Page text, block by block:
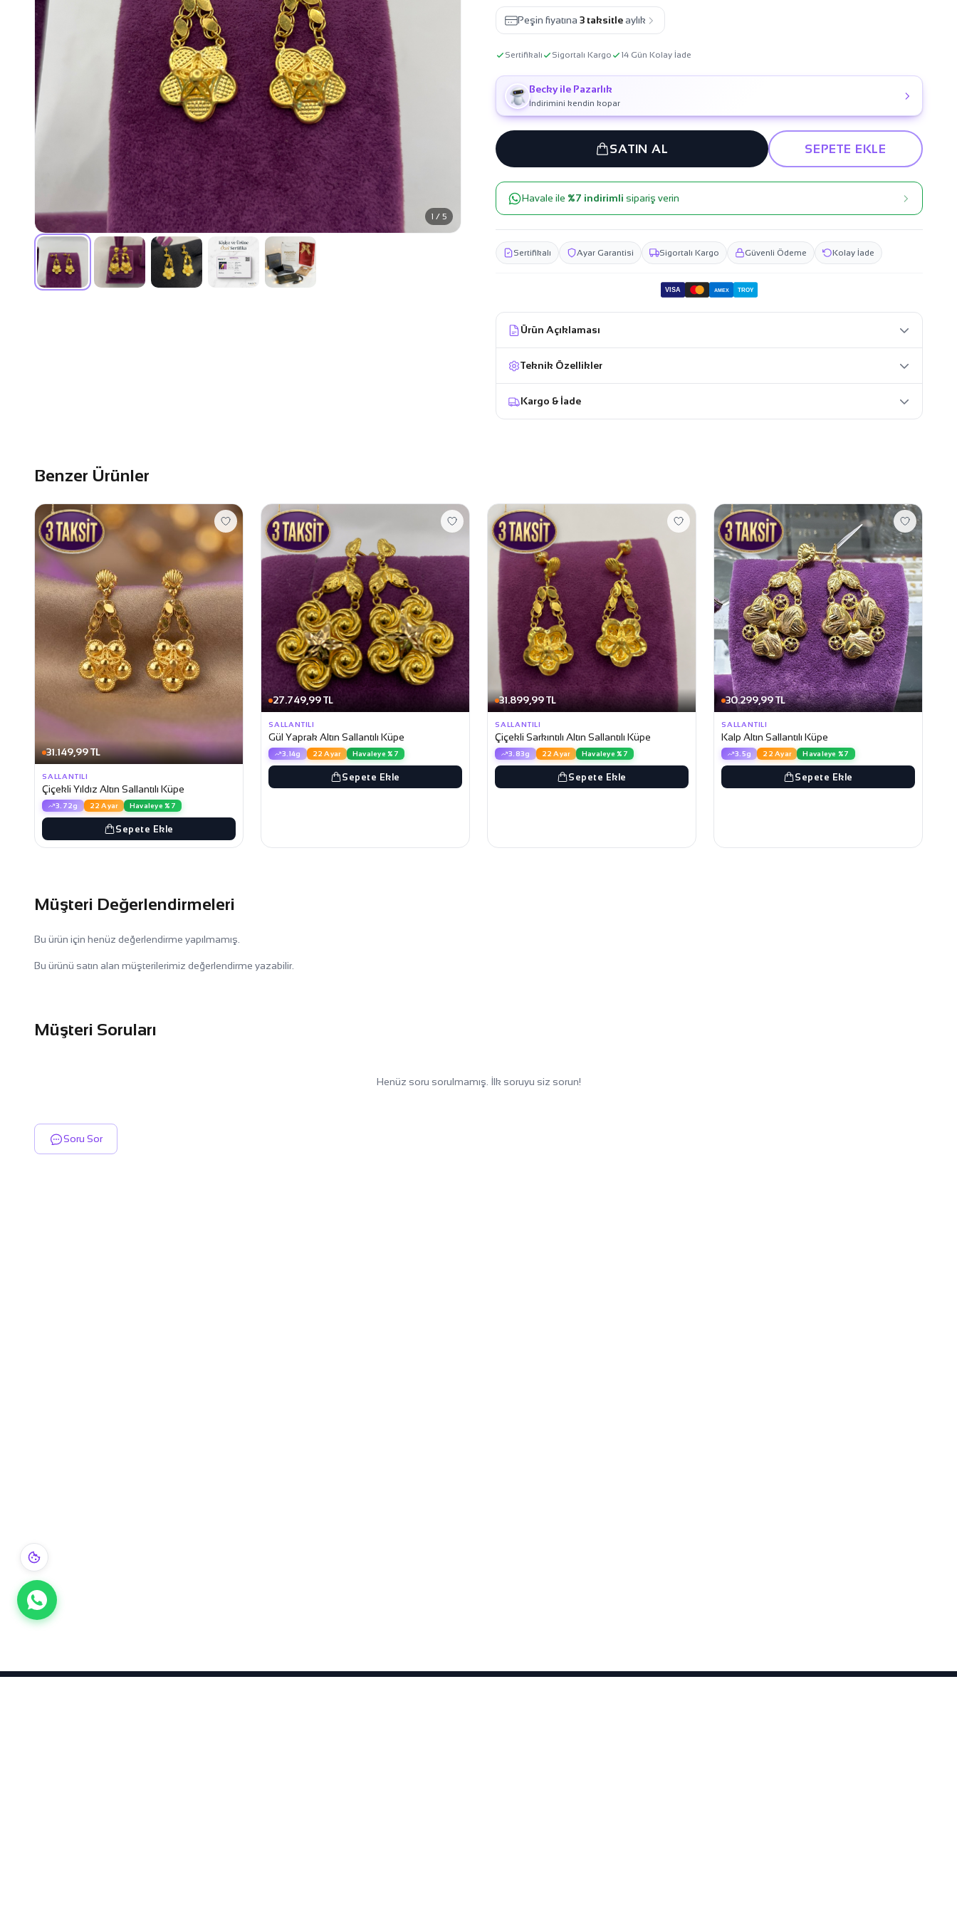
1 / 5
Peşin fiyatına 3 taksitle aylık
Sertifikalı Sigortalı Kargo 14 Gün Kolay İade
Becky ile Pazarlık
İndirimini kendin kopar
SATIN AL SEPETE EKLE
Havale ile %7 indirimli sipariş verin
Sertifikalı Ayar Garantisi Sigortalı Kargo Güvenli Ödeme Kolay İade
VISA AMEX TROY
Ürün Açıklaması
Teknik Özellikler
Kargo & İade
Benzer Ürünler
31.149,99 TL
SALLANTILI
Çiçekli Yıldız Altın Sallantılı Küpe
3.72g 22 Ayar Havaleye %7
Sepete Ekle
27.749,99 TL
SALLANTILI
Gül Yaprak Altın Sallantılı Küpe
3.14g 22 Ayar Havaleye %7
Sepete Ekle
31.899,99 TL
SALLANTILI
Çiçekli Sarkıntılı Altın Sallantılı Küpe
3.83g 22 Ayar Havaleye %7
Sepete Ekle
30.299,99 TL
SALLANTILI
Kalp Altın Sallantılı Küpe
3.5g 22 Ayar Havaleye %7
Sepete Ekle
Müşteri Değerlendirmeleri
Bu ürün için henüz değerlendirme yapılmamış.
Bu ürünü satın alan müşterilerimiz değerlendirme yazabilir.
Müşteri Soruları
Henüz soru sorulmamış. İlk soruyu siz sorun!
Soru Sor